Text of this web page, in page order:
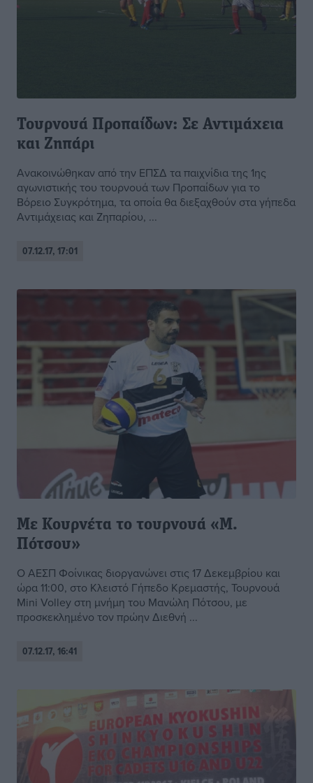
Τουρνουά Προπαίδων: Σε Αντιμάχεια
και Ζηπάρι
Ανακοινώθηκαν από την ΕΠΣΔ τα παιχνίδια της 1ης
αγωνιστικής του τουρνουά των Προπαίδων για το
Βόρειο Συγκρότημα, τα οποία θα διεξαχθούν στα γήπεδα
Αντιμάχειας και Ζηπαρίου, ...
07.12.17, 17:01
Με Κουρνέτα το τουρνουά «Μ.
Πότσου»
Ο ΑΕΣΠ Φοίνικας διοργανώνει στις 17 Δεκεμβρίου και
ώρα 11:00, στο Κλειστό Γήπεδο Κρεμαστής, Τουρνουά
Mini Volley στη μνήμη του Μανώλη Πότσου, με
προσκεκλημένο τον πρώην Διεθνή ...
07.12.17, 16:41